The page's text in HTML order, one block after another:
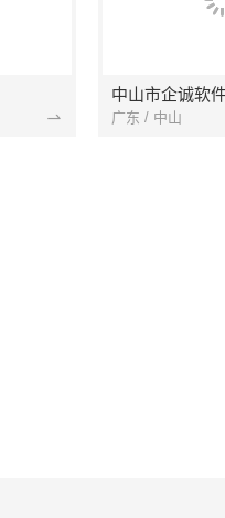
中山市企诚软
广东 / 中山